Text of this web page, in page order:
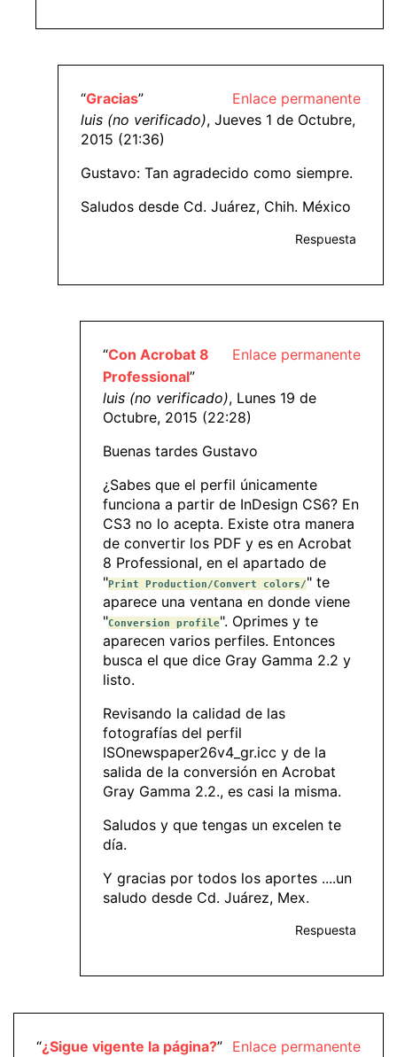
Enlace permanente
“Gracias”
luis (no verificado), Jueves 1 de Octubre,
2015 (21:36)
Gustavo: Tan agradecido como siempre.
Saludos desde Cd. Juárez, Chih. México
Respuesta
Enlace permanente
“Con Acrobat 8
Professional”
luis (no verificado), Lunes 19 de
Octubre, 2015 (22:28)
Buenas tardes Gustavo
¿Sabes que el perfil únicamente
funciona a partir de InDesign CS6? En
CS3 no lo acepta. Existe otra manera
de convertir los PDF y es en Acrobat
8 Professional, en el apartado de
"Print Production/Convert colors/" te
aparece una ventana en donde viene
"Conversion profile". Oprimes y te
aparecen varios perfiles. Entonces
busca el que dice Gray Gamma 2.2 y
listo.
Revisando la calidad de las
fotografías del perfil
ISOnewspaper26v4_gr.icc y de la
salida de la conversión en Acrobat
Gray Gamma 2.2., es casi la misma.
Saludos y que tengas un excelen te
día.
Y gracias por todos los aportes ....un
saludo desde Cd. Juárez, Mex.
Respuesta
Enlace permanente
“¿Sigue vigente la página?”